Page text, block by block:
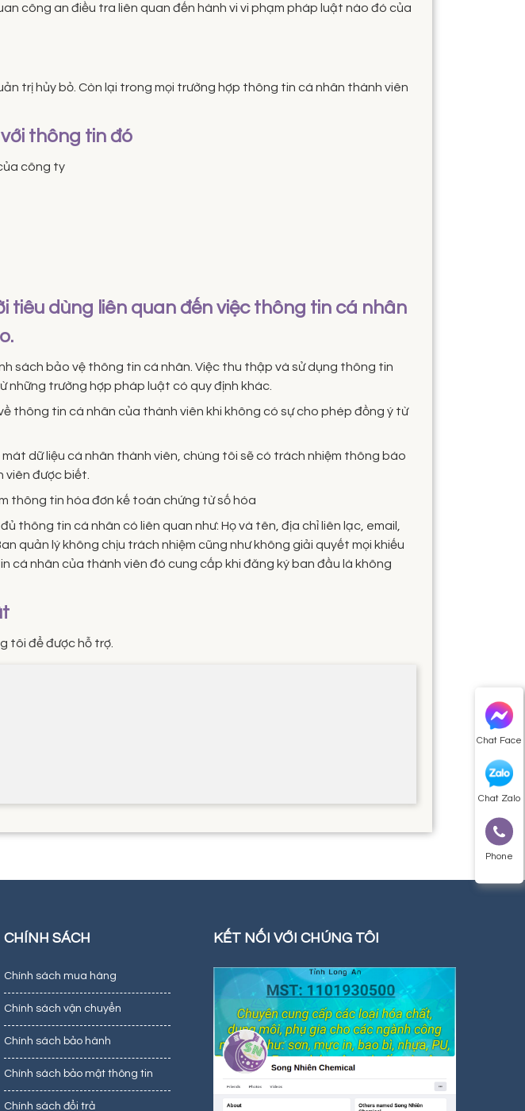
Chat Face
Chat Zalo
Phone
công an điều tra liên quan đến hành vi vi phạm pháp luật nào đó của
trị hủy bỏ. Còn lại trong mọi trường hợp thông tin cá nhân thành viên
thông tin đó
công ty
tiêu dùng liên quan đến việc thông tin cá nhân
sách bảo vệ thông tin cá nhân. Việc thu thập và sử dụng thông tin
những trường hợp pháp luật có quy định khác.
thông tin cá nhân của thành viên khi không có sự cho phép đồng ý từ
dữ liệu cá nhân thành viên, chúng tôi sẽ có trách nhiệm thông báo
viên được biết.
thông tin hóa đơn kế toán chứng từ số hóa
tin cá nhân có liên quan như: Họ và tên, địa chỉ liên lạc, email,
quản lý không chịu trách nhiệm cũng như không giải quyết mọi khiếu
nhân của thành viên đó cung cấp khi đăng ký ban đầu là không
tôi để được hỗ trợ.
CHÍNH SÁCH
Chính sách mua hàng
Chính sách vận chuyển
Chính sách bảo hành
Chính sách bảo mật thông tin
Chính sách đổi trả
KẾT NỐI VỚI CHÚNG TÔI